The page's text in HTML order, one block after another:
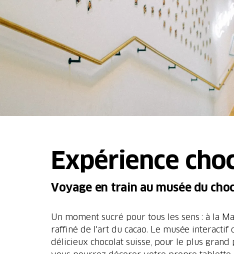
Expérience
Voyage en train au musée du
Un moment sucré pour tous les sens : à la
raffiné de l'art du cacao. Le musée
délicieux chocolat suisse, pour le plus